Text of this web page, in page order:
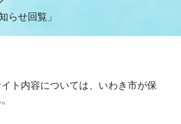
らせ回覧」
ト内容については、いわき市が保